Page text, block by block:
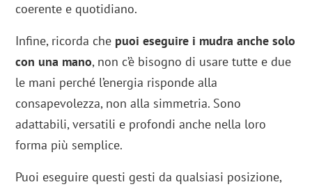
coerente e quotidiano.
Infine, ricorda che puoi eseguire i mudra anche solo
con una mano, non c’è bisogno di usare tutte e due
le mani perché l’energia risponde alla
consapevolezza, non alla simmetria. Sono
adattabili, versatili e profondi anche nella loro
forma più semplice.
Puoi eseguire questi gesti da qualsiasi posizione,